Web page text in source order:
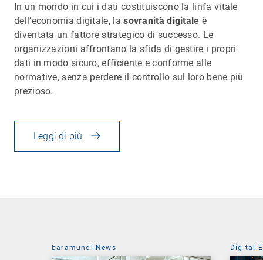
In un mondo in cui i dati costituiscono la linfa vitale
dell’economia digitale, lasovranità digitale è
diventata un fattore strategico di successo. Le
organizzazioni affrontano la sfida di gestire i propri
dati in modo sicuro, efficiente e conforme alle
normative, senza perdere il controllo sul loro bene più
prezioso.
Leggi di più
baramundi News Digital